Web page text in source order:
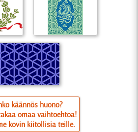
käännös huono?
omaa vaihtoehtoa!
kovin kiitollisia teille.